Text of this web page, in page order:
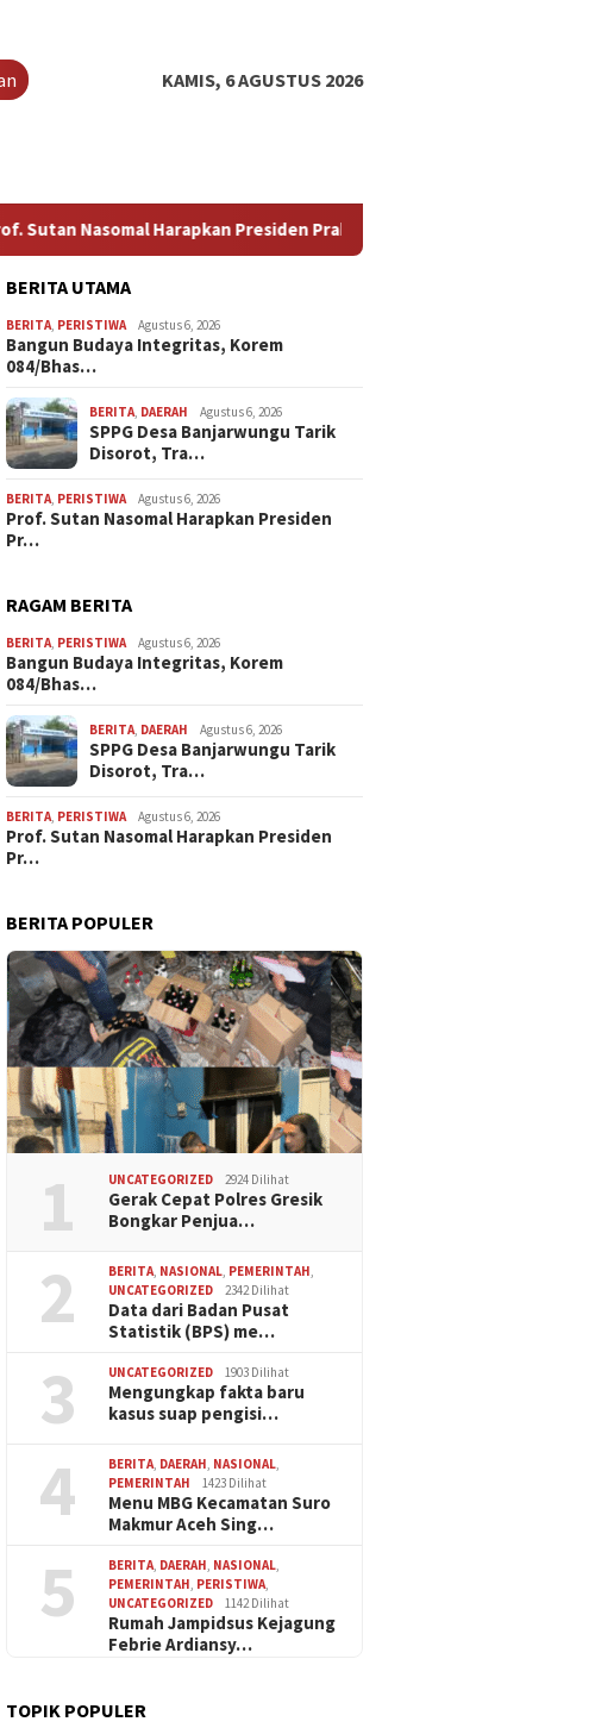
KAMIS, 6 AGUSTUS 2026
Presiden Prabowo Perintahkan Polri Berbenah, Soroti
BERITA UTAMA
BERITA, PERISTIWA Agustus 6, 2026
Bangun Budaya Integritas, Korem
084/Bhas…
BERITA, DAERAH Agustus 6, 2026
SPPG Desa Banjarwungu Tarik
Disorot, Tra…
BERITA, PERISTIWA Agustus 6, 2026
Prof. Sutan Nasomal Harapkan Presiden
Pr…
RAGAM BERITA
BERITA, PERISTIWA Agustus 6, 2026
Bangun Budaya Integritas, Korem
084/Bhas…
BERITA, DAERAH Agustus 6, 2026
SPPG Desa Banjarwungu Tarik
Disorot, Tra…
BERITA, PERISTIWA Agustus 6, 2026
Prof. Sutan Nasomal Harapkan Presiden
Pr…
BERITA POPULER
1 UNCATEGORIZED 2924 Dilihat
Gerak Cepat Polres Gresik
Bongkar Penjua…
2 BERITA NASIONAL PEMERINTAH
UNCATEGORIZED
2342 Dilihat
Data dari Badan Pusat
Statistik (BPS) me…
3 UNCATEGORIZED 1903 Dilihat
Mengungkap fakta baru
kasus suap pengisi…
4 BERITA DAERAH NASIONAL
PEMERINTAH
1423 Dilihat
Menu MBG Kecamatan Suro
Makmur Aceh Sing…
5 BERITA DAERAH NASIONAL
PEMERINTAH PERISTIWA
UNCATEGORIZED
1142 Dilihat
Rumah Jampidsus Kejagung
Febrie Ardiansy…
TOPIK POPULER